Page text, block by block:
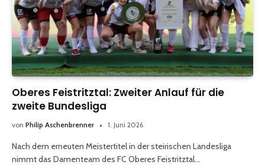
Oberes Feistritztal: Zweiter Anlauf für die
zweite Bundesliga
von Philip Aschenbrenner 1. Juni 2026
Nach dem erneuten Meistertitel in der steirischen Landesliga
nimmt das Damenteam des FC Oberes Feistritztal…